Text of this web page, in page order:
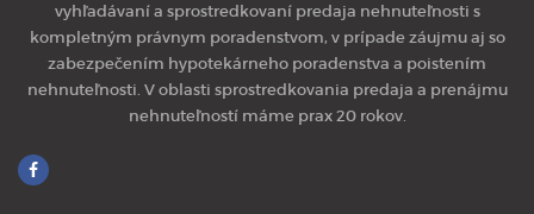
vyhľadávaní a sprostredkovaní predaja nehnuteľnosti s
kompletným právnym poradenstvom, v prípade záujmu aj so
zabezpečením hypotekárneho poradenstva a poistením
nehnuteľnosti. V oblasti sprostredkovania predaja a prenájmu
nehnuteľností máme prax 20 rokov.